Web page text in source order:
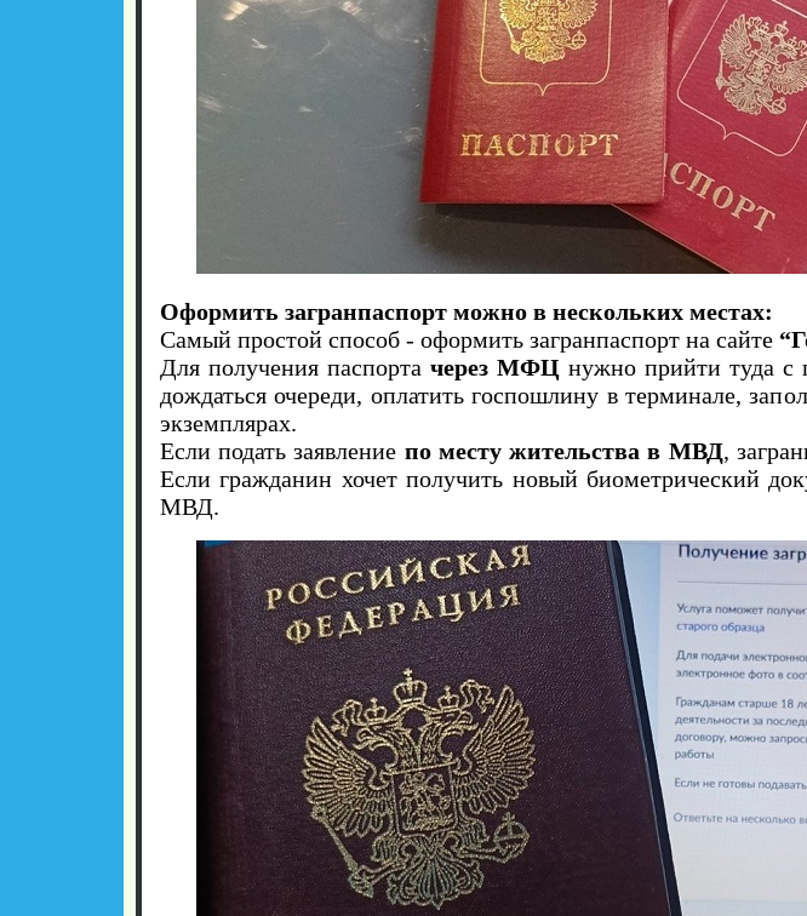
Оформить загранпаспорт можно в нескольких местах:
Самый простой способ - оформить загранпаспорт на сайте
Для получения паспорта через МФЦ нужно прийти туда с
дождаться очереди, оплатить госпошлину в терминале,
экземплярах.
Если подать заявление по месту жительства в МВД,
Если гражданин хочет получить новый биометрический
МВД.